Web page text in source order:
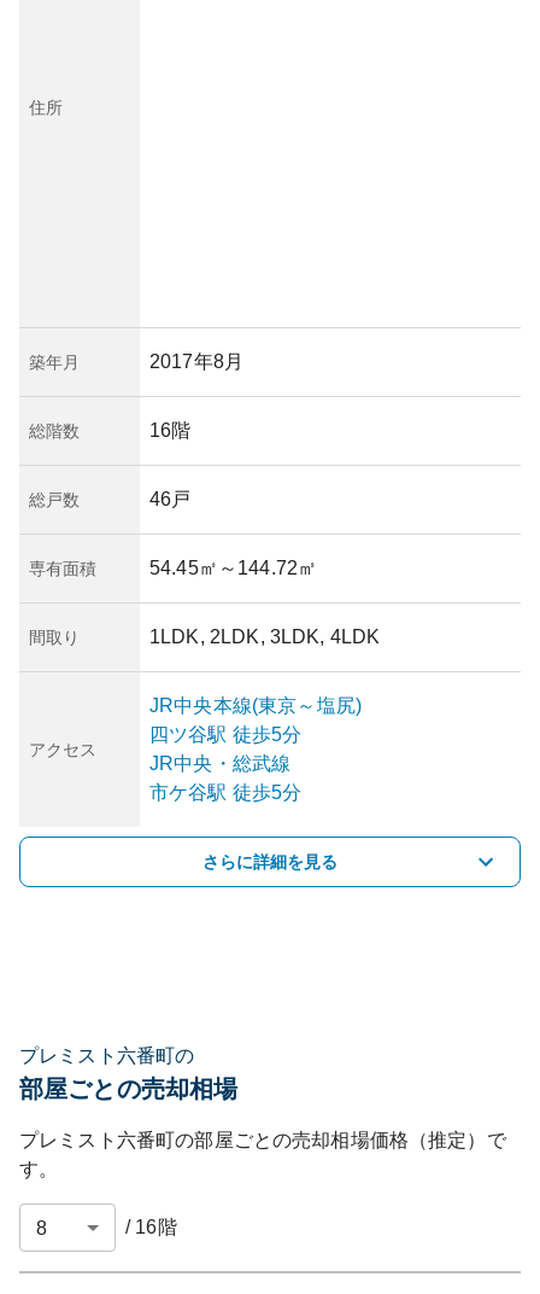
住所
築年月 2017年8月
総階数 16階
総戸数 46戸
専有面積 54.45㎡ ～144.72㎡
間取り 1LDK, 2LDK, 3LDK, 4LDK
アクセス
JR中央本線(東京～塩尻)
四ツ谷駅 徒歩5分
JR中央・総武線
市ケ谷駅 徒歩5分
さらに詳細を見る
プレミスト六番町の
部屋ごとの売却相場
プレミスト六番町の部屋ごとの売却相場価格（推定）で
す。
/ 16階